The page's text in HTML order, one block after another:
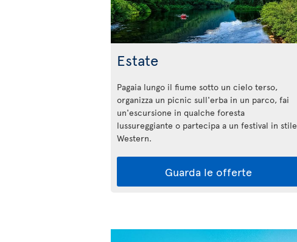
Estate
Pagaia lungo il fiume sotto un cielo terso,
organizza un picnic sull'erba in un parco, fai
un'escursione in qualche foresta
lussureggiante o partecipa a un festival in stile
Western.
Guarda le offerte